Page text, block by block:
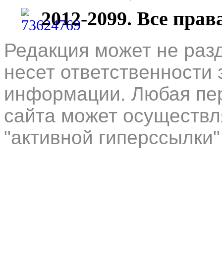
2012-2099. Все
Редакция может не
несет
информации. Любая
сайта может
"активной